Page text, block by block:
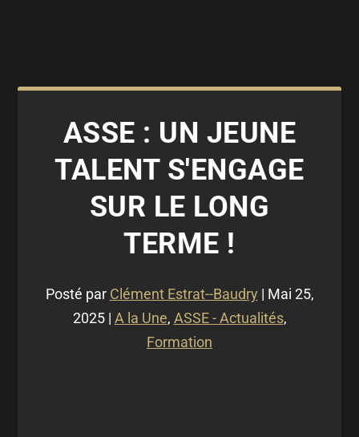
ASSE : UN JEUNE
TALENT S'ENGAGE
SUR LE LONG
TERME !
Posté par Clément Estrat--Baudry | Mai 25,
2025| A la Une, ASSE - Actualités,
Formation